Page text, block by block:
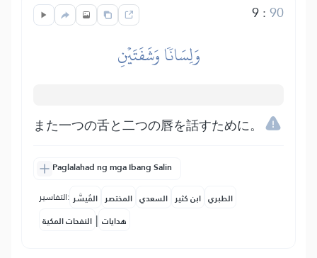
9:90
وَلِسَانٗا وَشَفَتَيۡنِ
また一つの舌と二つの唇を話すために。
Paglalahad ng mga Ibang Salin
التفاسير: المُيسَّر المختصر السعدي ابن كثير الطبري
النفحات المكية | هدايات